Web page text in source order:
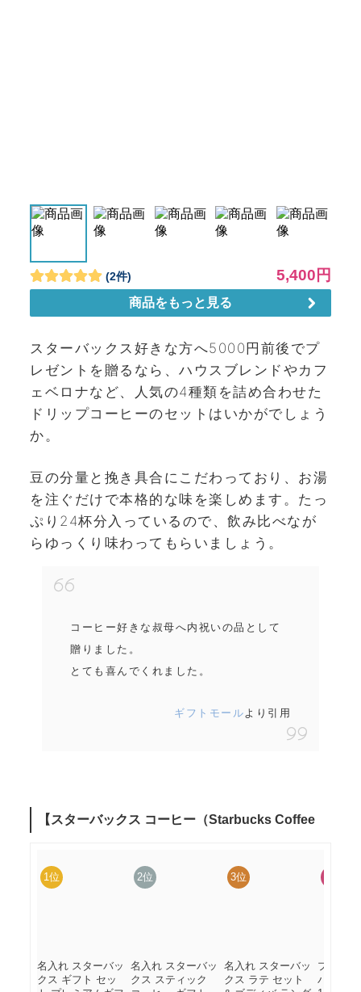
スターバックス好きな方へ5000円前後でプ
レゼントを贈るなら、ハウスブレンドやカフ
ェベロナなど、人気の4種類を詰め合わせた
ドリップコーヒーのセットはいかがでしょう
か。
豆の分量と挽き具合にこだわっており、お湯
を注ぐだけで本格的な味を楽しめます。たっ
ぷり24杯分入っているので、飲み比べなが
らゆっくり味わってもらいましょう。
コーヒー好きな叔母へ内祝いの品として
贈りました。
とても喜んでくれました。
ギフトモールより引用